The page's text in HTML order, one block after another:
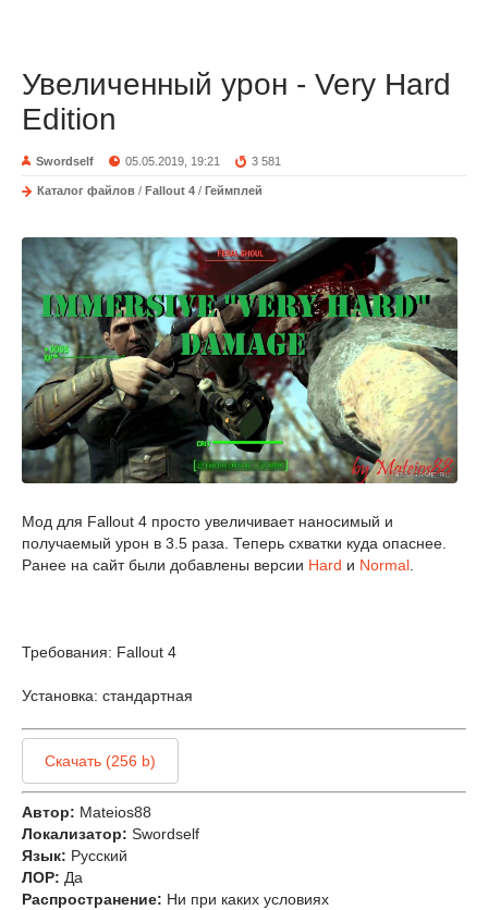
Увеличенный урон - Very Hard
Edition
Swordself 05.05.2019, 19:21 3 581
Каталог файлов / Fallout 4 / Геймплей
Мод для Fallout 4 просто увеличивает наносимый и
получаемый урон в 3.5 раза. Теперь схватки куда опаснее.
Ранее на сайт были добавлены версии Hard и Normal
Требования: Fallout 4
Установка: стандартная
Скачать (256 b)
Автор: Mateios88
Локализатор: Swordself
Язык: Русский
ЛОР: Да
Распространение: Ни при каких условиях